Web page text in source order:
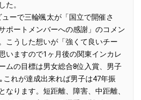
た。
ーで三輪颯太が「国立で開催さ
ポートメンバーへの感謝」のコメン
こうした想いが「強くて良いチー
いますので1ヶ月後の関東インカレ
ムの目標は男女総合8位入賞、男子
これが達成出来れば男子は47年振
なります。短距離、障害、中距離、